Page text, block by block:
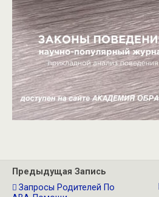
Предыдущая Запись
Запросы Родителей По